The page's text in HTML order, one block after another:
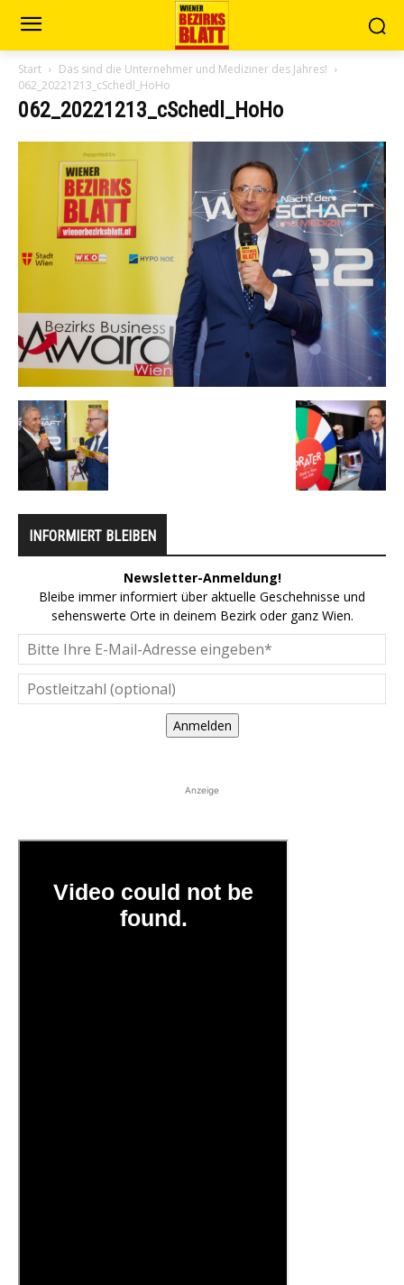
Start
Das sind die Unternehmer und Mediziner des Jahres!
062_20221213_cSchedl_HoHo
062_20221213_cSchedl_HoHo
INFORMIERT BLEIBEN
Newsletter-Anmeldung!
Bleibe immer informiert über aktuelle Geschehnisse und
sehenswerte Orte in deinem Bezirk oder ganz Wien.
Anmelden
Anzeige